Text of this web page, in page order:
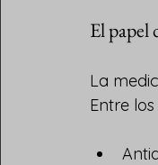
El papel
La
Entre